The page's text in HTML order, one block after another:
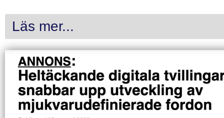
Läs mer...